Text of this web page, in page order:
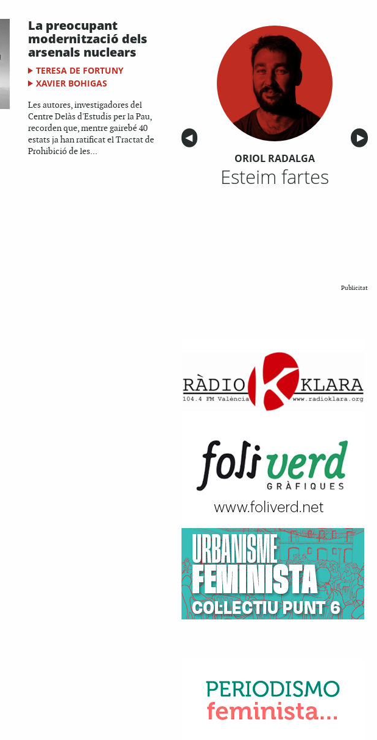
La preocupant
modernització dels
arsenals nuclears
TERESA DE FORTUNY
XAVIER BOHIGAS
Les autores, investigadores del
Centre Delàs d'Estudis per la Pau,
recorden que, mentre gairebé 40
estats ja han ratificat el Tractat de
Prohibició de les...
Anterior
◀︎ ▶︎
ORIOL RADALGA
Esteim fartes
Publicitat